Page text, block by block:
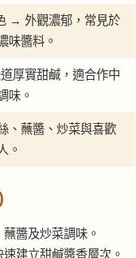
→ 外觀濃郁，常見於
味醬料。
厚實甜鹹，適合作中
味。
、蘸醬、炒菜與喜歡
。
蘸醬及炒菜調味。
速建立甜鹹醬香層次。